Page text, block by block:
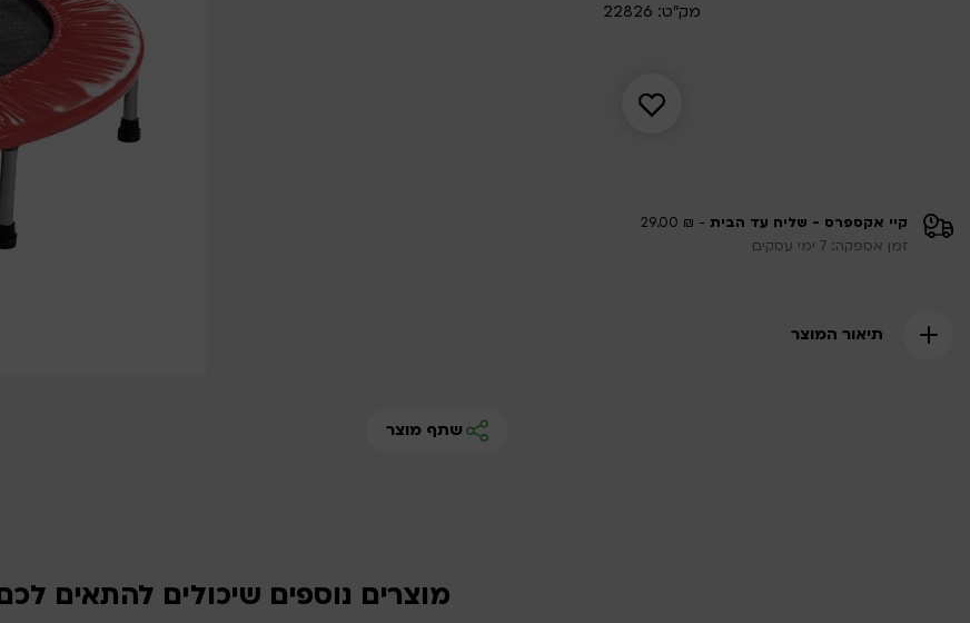
מק"ט: 22826
קיי אקספרס - שליח עד הבית - ₪ 29.00
זמן אספקה: 7 ימי עסקים
תיאור המוצר
שתף מוצר
מוצרים נוספים שיכולים להתאים